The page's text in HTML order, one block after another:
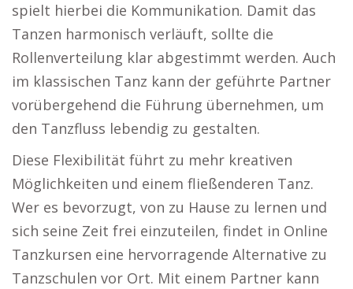
spielt hierbei die Kommunikation. Damit das
Tanzen harmonisch verläuft, sollte die
Rollenverteilung klar abgestimmt werden. Auch
im klassischen Tanz kann der geführte Partner
vorübergehend die Führung übernehmen, um
den Tanzfluss lebendig zu gestalten.
Diese Flexibilität führt zu mehr kreativen
Möglichkeiten und einem fließenderen Tanz.
Wer es bevorzugt, von zu Hause zu lernen und
sich seine Zeit frei einzuteilen, findet in Online
Tanzkursen eine hervorragende Alternative zu
Tanzschulen vor Ort. Mit einem Partner kann